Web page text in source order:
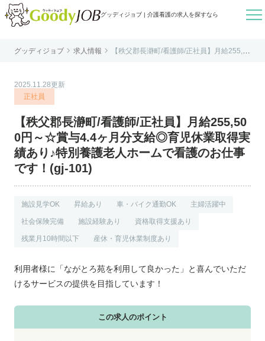
グッディジョブ | 介護看護の求人を探すなら 
はじめての方へ
個人情報保護方針
利用規約
お問い合わせ
お電話でのお問い合わせ メールでのお問い合わせ
グッディジョブ  求人情報 
【秩父郡長瀞町/看護師/正社員】月給255,50
2025.11.28更新
正社員
【秩父郡長瀞町/看護師/正社員】月給255,50
0円～☆賞与4.4ヶ月分支給◎育児休業取得実
績あり♪特別養護老人ホームで看護のお仕事
です！(gj-101)
施設見学OK 昇給あり 車・バイク通勤OK 主婦活躍中
社会保険完備 施設経験あり 資格取得支援あり
残業月10時間以下 産休・育児休業制度あり
利用者様に「ながとろ苑を利用して良かった」と喜んでいただ
けるサービスの提供を目指しています！
この求人のポイント